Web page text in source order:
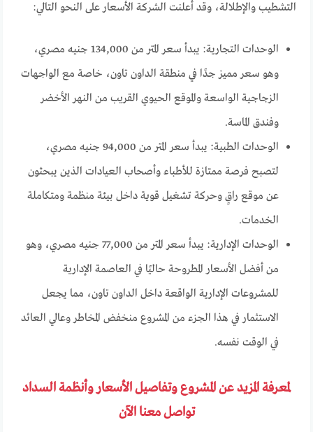
التشطيب والإطلالة، وقد أعلنت الشركة الأسعار على النحو التالي:
الوحدات التجارية: يبدأ سعر المتر من 134,000 جنيه مصري،
وهو سعر مميز جدًا في منطقة الداون تاون، خاصة مع الواجهات
الزجاجية الواسعة والموقع الحيوي القريب من النهر الأخضر
وفندق الماسة.
الوحدات الطبية: يبدأ سعر المتر من 94,000 جنيه مصري،
لتصبح فرصة ممتازة للأطباء وأصحاب العيادات الذين يبحثون
عن موقع راقٍ وحركة تشغيل قوية داخل بيئة منظمة ومتكاملة
الخدمات.
الوحدات الإدارية: يبدأ سعر المتر من 77,000 جنيه مصري، وهو
من أفضل الأسعار المطروحة حاليًا في العاصمة الإدارية
للمشروعات الإدارية الواقعة داخل الداون تاون، مما يجعل
الاستثمار في هذا الجزء من المشروع منخفض المخاطر وعالي العائد
في الوقت نفسه.
لمعرفة المزيد عن المشروع وتفاصيل الأسعار وأنظمة السداد
تواصل معنا الآن